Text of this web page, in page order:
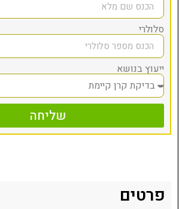
סלולרי
ייעוץ בנושא
שליחה
פרטים